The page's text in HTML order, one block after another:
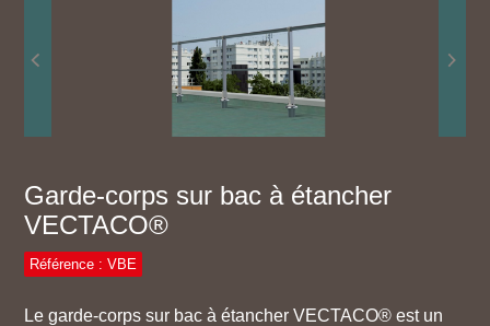
Garde-corps sur bac à étancher
VECTACO®
Référence : VBE
Le garde-corps sur bac à étancher VECTACO® est un